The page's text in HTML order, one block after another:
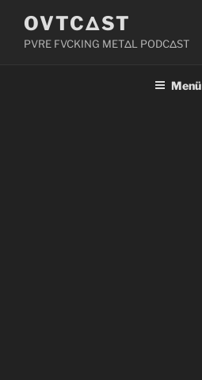
Inhalt
springen
OVTCΔST
PVRE FVCKING METΔL PODCΔST
Menü